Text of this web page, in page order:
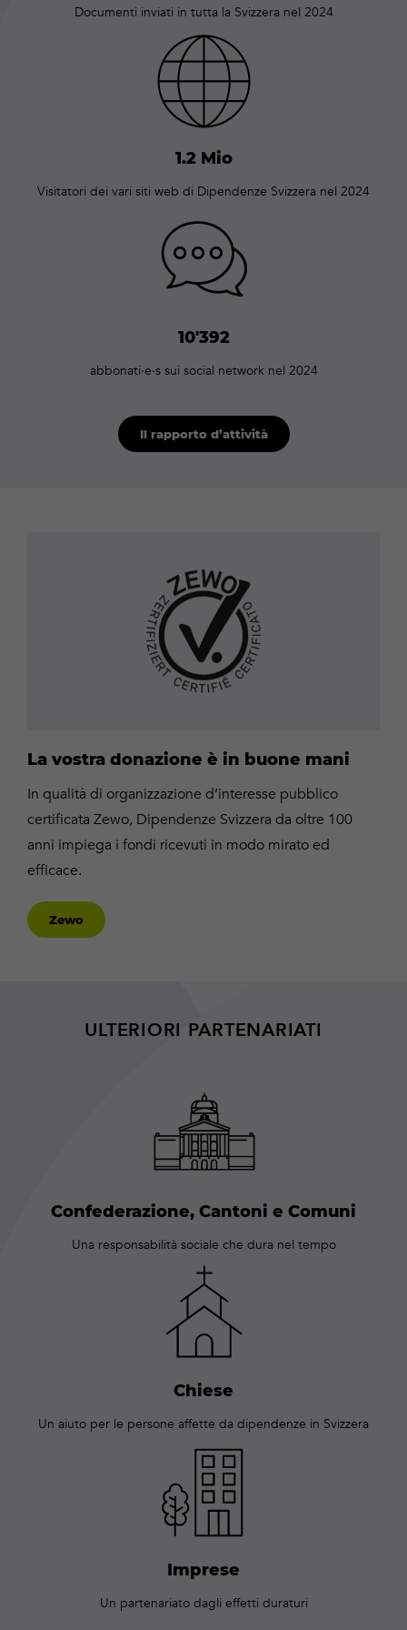
Documenti inviati in tutta la Svizzera nel 2024
1.2 Mio
Visitatori dei vari siti web di Dipendenze Svizzera nel 2024
10'392
abbonati∙e∙s sui social network nel 2024
Il rapporto d’attività
La vostra donazione è in buone mani
In qualità di organizzazione d’interesse pubblico
certificata Zewo, Dipendenze Svizzera da oltre 100
anni impiega i fondi ricevuti in modo mirato ed
efficace.
Zewo
ULTERIORI PARTENARIATI
Confederazione, Cantoni e Comuni
Una responsabilità sociale che dura nel tempo
Chiese
Un aiuto per le persone affette da dipendenze in Svizzera
Imprese
Un partenariato dagli effetti duraturi